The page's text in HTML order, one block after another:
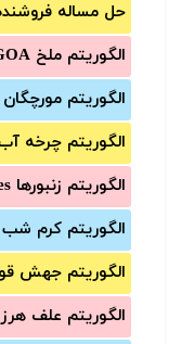
حل مساله
الگوریتم ملخ GOA
الگوریتم مورچگان
الگوریتم چرخه
الگوریتم زنبورها Bees
الگوریتم کرم
الگوریتم جهش
الگوریتم علف